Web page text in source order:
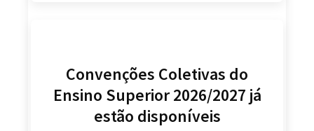
Convenções Coletivas do
Ensino Superior 2026/2027 já
estão disponíveis